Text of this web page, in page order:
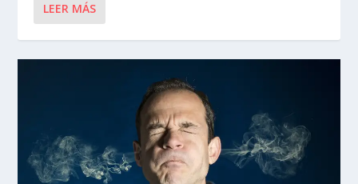
LEER MÁS